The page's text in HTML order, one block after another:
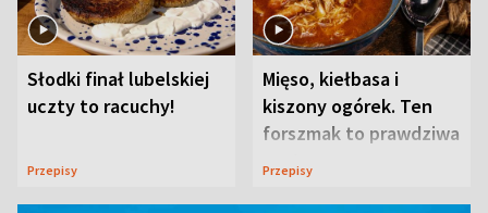
Słodki finał lubelskiej
uczty to racuchy!
Przepisy
Mięso, kiełbasa i
kiszony ogórek. Ten
forszmak to prawdziwa
uczta
Przepisy